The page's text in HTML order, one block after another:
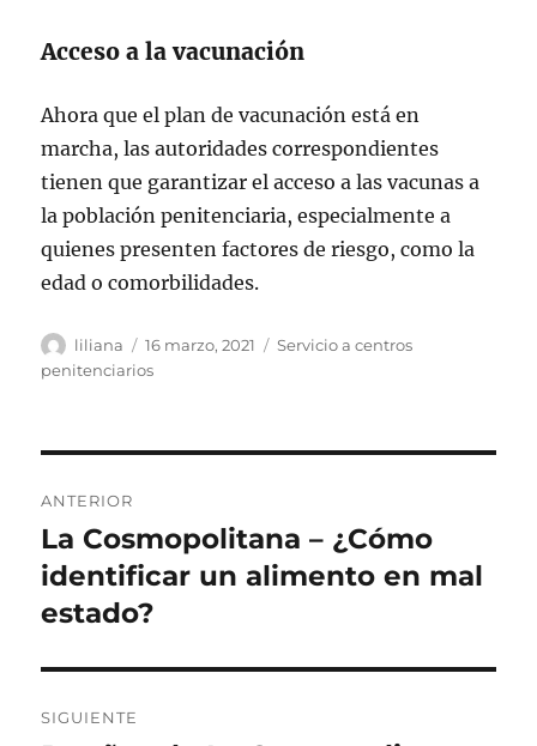
Acceso a la vacunación
Ahora que el plan de vacunación está en
marcha, las autoridades correspondientes
tienen que garantizar el acceso a las vacunas a
la población penitenciaria, especialmente a
quienes presenten factores de riesgo, como la
edad o comorbilidades.
Autor
liliana
Publicado
el
16 marzo, 2021 Categorías
Servicio a centros
penitenciarios
de
entradas
ANTERIOR
Entrada
anterior:
La Cosmopolitana – ¿Cómo
identificar un alimento en mal
estado?
SIGUIENTE